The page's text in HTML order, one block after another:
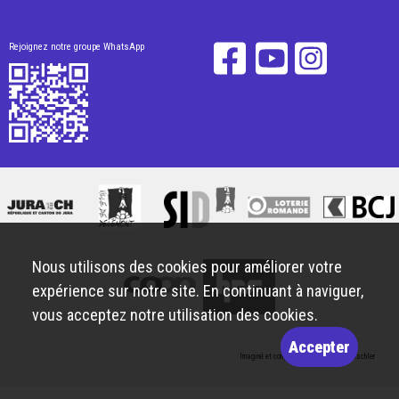
Rejoignez notre groupe WhatsApp
Imaginé et conçu par Giorgianni & Moeschler
Nous utilisons des cookies pour améliorer votre
expérience sur notre site. En continuant à naviguer,
vous acceptez notre utilisation des cookies.
Accepter